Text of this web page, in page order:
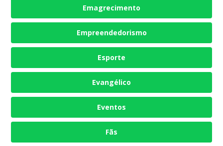
Emagrecimento
Empreendedorismo
Esporte
Evangélico
Eventos
Fãs